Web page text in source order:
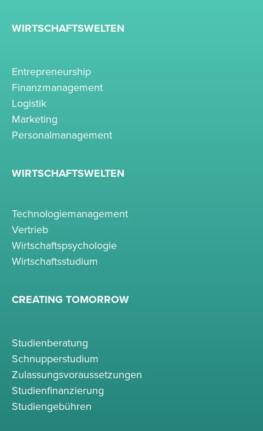
WIRTSCHAFTSWELTEN
Entrepreneurship
Finanzmanagement
Logistik
Marketing
Personalmanagement
WIRTSCHAFTSWELTEN
Technologiemanagement
Vertrieb
Wirtschaftspsychologie
Wirtschaftsstudium
CREATING TOMORROW
Studienberatung
Schnupperstudium
Zulassungsvoraussetzungen
Studienfinanzierung
Studiengebühren